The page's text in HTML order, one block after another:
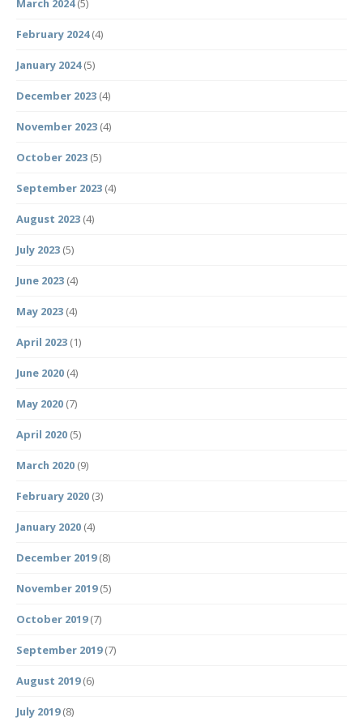
March 2024(5)
February 2024(4)
January 2024(5)
December 2023 (4)
November 2023 (4)
October 2023 (5)
September 2023 (4)
August 2023 (4)
July 2023 (5)
June 2023 (4)
May 2023 (4)
April 2023 (1)
June 2020 (4)
May 2020 (7)
April 2020 (5)
March 2020 (9)
February 2020 (3)
January 2020 (4)
December 2019(8)
November 2019(5)
October 2019(7)
September 2019(7)
August 2019(6)
July 2019(8)